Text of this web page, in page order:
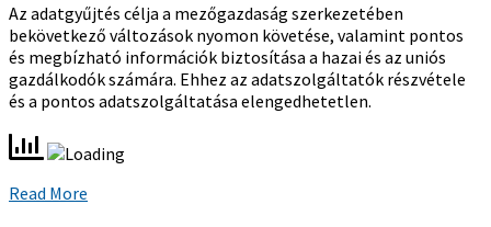
Az adatgyűjtés célja a mezőgazdaság szerkezetében
bekövetkező változások nyomon követése, valamint pontos
és megbízható információk biztosítása a hazai és az uniós
gazdálkodók számára. Ehhez az adatszolgáltatók részvétele
és a pontos adatszolgáltatása elengedhetetlen.
Read More